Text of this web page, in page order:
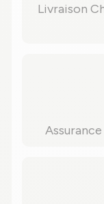
Livraison